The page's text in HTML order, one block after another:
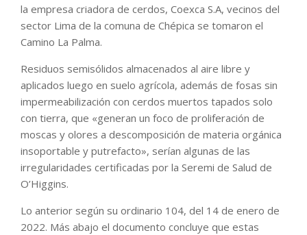
la empresa criadora de cerdos, Coexca S.A, vecinos del
sector Lima de la comuna de Chépica se tomaron el
Camino La Palma.
Residuos semisólidos almacenados al aire libre y
aplicados luego en suelo agrícola, además de fosas sin
impermeabilización con cerdos muertos tapados solo
con tierra, que «generan un foco de proliferación de
moscas y olores a descomposición de materia orgánica
insoportable y putrefacto», serían algunas de las
irregularidades certificadas por la Seremi de Salud de
O’Higgins.
Lo anterior según su ordinario 104, del 14 de enero de
2022. Más abajo el documento concluye que estas